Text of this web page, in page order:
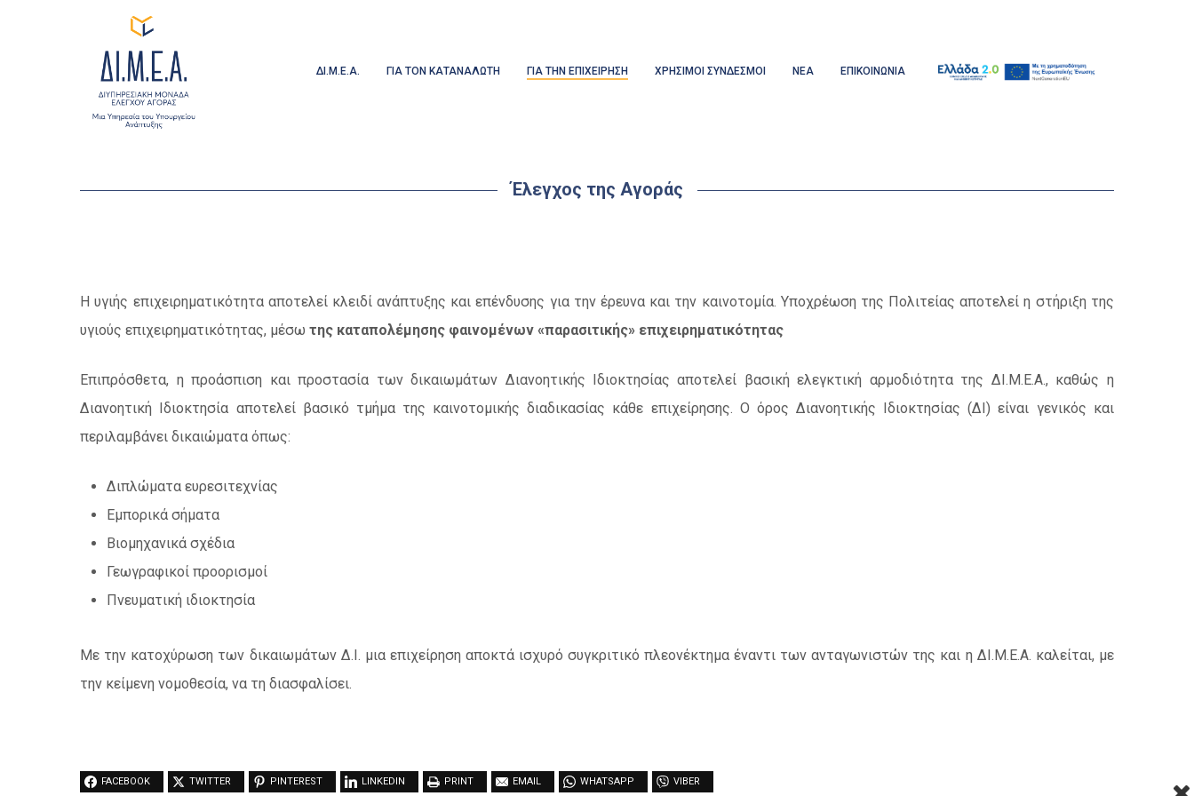
ΔΙ.Μ.Ε.Α. ΓΙΑ ΤΟΝ ΚΑΤΑΝΑΛΩΤΗ ΓΙΑ ΤΗΝ ΕΠΙΧΕΙΡΗΣΗ ΧΡΗΣΙΜΟΙ ΣΥΝΔΕΣΜΟΙ ΝΕΑ ΕΠΙΚΟΙΝΩΝΙΑ
Έλεγχος της Αγοράς
Η υγιής επιχειρηματικότητα αποτελεί κλειδί ανάπτυξης και επένδυσης για την έρευνα και την καινοτομία. Υποχρέωση της Πολιτείας αποτελεί η στήριξη της
υγιούς επιχειρηματικότητας, μέσωτης καταπολέμησης φαινομένων «παρασιτικής» επιχειρηματικότητας
Επιπρόσθετα, η προάσπιση και προστασία των δικαιωμάτων Διανοητικής Ιδιοκτησίας αποτελεί βασική ελεγκτική αρμοδιότητα της ΔΙ.Μ.Ε.Α., καθώς η
Διανοητική Ιδιοκτησία αποτελεί βασικό τμήμα της καινοτομικής διαδικασίας κάθε επιχείρησης. Ο όρος Διανοητικής Ιδιοκτησίας (ΔΙ) είναι γενικός και
περιλαμβάνει δικαιώματα όπως:
Διπλώματα ευρεσιτεχνίας
Εμπορικά σήματα
Βιομηχανικά σχέδια
Γεωγραφικοί προορισμοί
Πνευματική ιδιοκτησία
Με την κατοχύρωση των δικαιωμάτων Δ.Ι. μια επιχείρηση αποκτά ισχυρό συγκριτικό πλεονέκτημα έναντι των ανταγωνιστών της και η ΔΙ.Μ.Ε.Α. καλείται, με
την κείμενη νομοθεσία, να τη διασφαλίσει.
FACEBOOK TWITTER PINTEREST LINKEDIN PRINT EMAIL WHATSAPP VIBER